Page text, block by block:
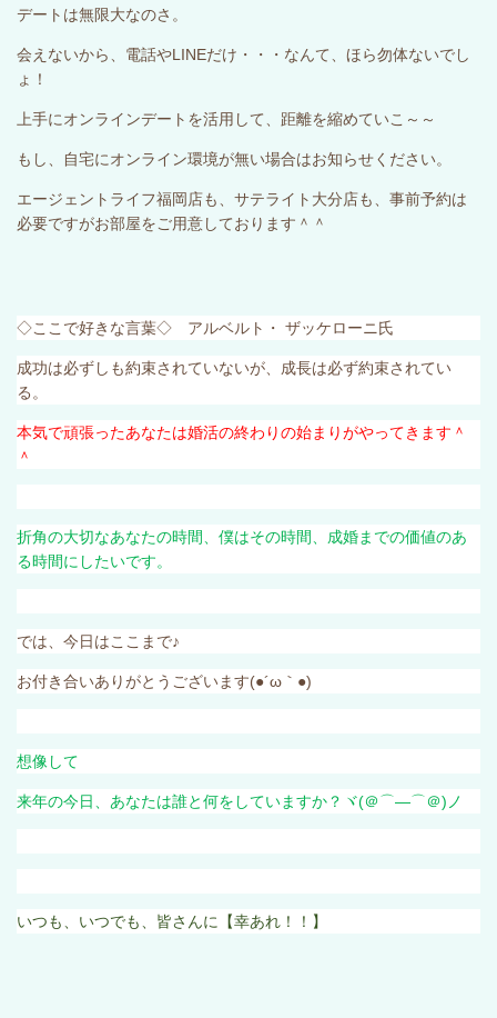
デートは無限大なのさ。
会えないから、電話やLINEだけ・・・なんて、ほら勿体ないでし
ょ！
上手にオンラインデートを活用して、距離を縮めていこ～～
もし、自宅にオンライン環境が無い場合はお知らせください。
エージェントライフ福岡店も、サテライト大分店も、事前予約は
必要ですがお部屋をご用意しております＾＾
◇ここで好きな言葉◇ アルベルト・ ザッケローニ氏
成功は必ずしも約束されていないが、成長は必ず約束されてい
る。
本気で頑張ったあなたは婚活の終わりの始まりがやってきます＾
＾
折角の大切なあなたの時間、僕はその時間、成婚までの価値のあ
る時間にしたいです。
では、今日はここまで♪
お付き合いありがとうございます(●´ω ｀ ●)
想像して
来年の今日、あなたは誰と何をしていますか？ヾ(＠⌒―⌒＠) ノ
いつも、いつでも、皆さんに【幸あれ！！】